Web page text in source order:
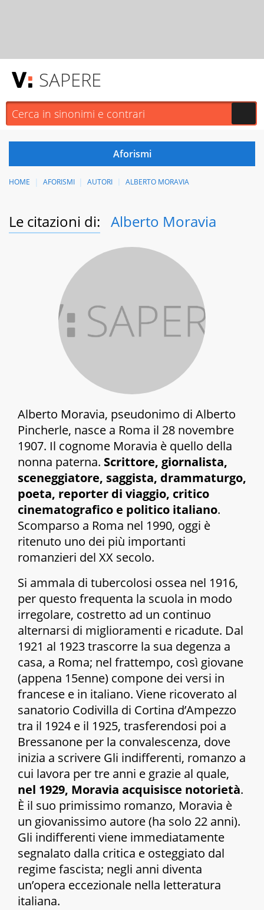
SAPERE
HOME AFORISMI AUTORI ALBERTO MORAVIA
Le citazioni di: Alberto Moravia
Alberto Moravia, pseudonimo di Alberto
Pincherle, nasce a Roma il 28 novembre
1907. Il cognome Moravia è quello della
nonna paterna. Scrittore, giornalista,
sceneggiatore, saggista, drammaturgo,
poeta, reporter di viaggio, critico
cinematografico e politico italiano.
Scomparso a Roma nel 1990, oggi è
ritenuto uno dei più importanti
romanzieri del XX secolo.
Si ammala di tubercolosi ossea nel 1916,
per questo frequenta la scuola in modo
irregolare, costretto ad un continuo
alternarsi di miglioramenti e ricadute. Dal
1921 al 1923 trascorre la sua degenza a
casa, a Roma; nel frattempo, così giovane
(appena 15enne) compone dei versi in
francese e in italiano. Viene ricoverato al
sanatorio Codivilla di Cortina d’Ampezzo
tra il 1924 e il 1925, trasferendosi poi a
Bressanone per la convalescenza, dove
inizia a scrivere Gli indifferenti, romanzo a
cui lavora per tre anni e grazie al quale,
nel 1929, Moravia acquisisce notorietà.
È il suo primissimo romanzo, Moravia è
un giovanissimo autore (ha solo 22 anni).
Gli indifferenti viene immediatamente
segnalato dalla critica e osteggiato dal
regime fascista; negli anni diventa
un’opera eccezionale nella letteratura
italiana.